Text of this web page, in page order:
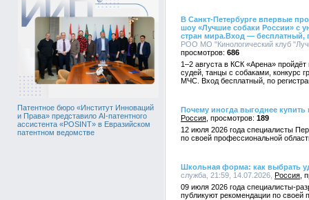
Патентное бюро «Институт Инноваций
и Права» представило AI-патентного
ассистента «POSINT» в Евразийском
патентном ведомстве
В Санкт-Петербурге впервые
шоу «Лучшие собаки России» с
стран мира.Вход — бесплатный,
РОО МО "Кинологический клуб
686
1–2 августа в КСК «Арена»
судей, танцы с собаками, конкурс
МЧС. Вход бесплатный, по
Почему иногда выгоднее
Россия
189
12 июля 2026 года специалисты
по своей профессиональной
Школьная форма: как выбрать
служба, 21:59, 14.07.2026, Россия
09 июля 2026 года специалисты-
публикуют рекомендации по своей